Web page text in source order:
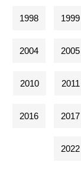
1998 1999
2004 2005
2010 2011
2016 2017
2022